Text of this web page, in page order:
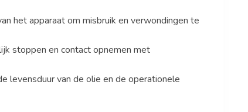
het apparaat om misbruik en verwondingen te
stoppen en contact opnemen met
levensduur van de olie en de operationele